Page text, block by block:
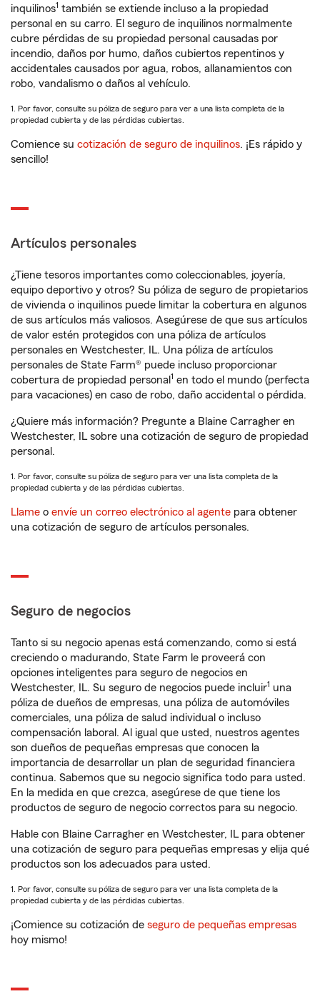
inquilinos1 también se extiende incluso a la propiedad
personal en su carro. El seguro de inquilinos normalmente
cubre pérdidas de su propiedad personal causadas por
incendio, daños por humo, daños cubiertos repentinos y
accidentales causados por agua, robos, allanamientos con
robo, vandalismo o daños al vehículo.
1. Por favor, consulte su póliza de seguro para ver a una lista completa de la
propiedad cubierta y de las pérdidas cubiertas.
Comience su cotización de seguro de inquilinos. ¡Es rápido y
sencillo!
Artículos personales
¿Tiene tesoros importantes como coleccionables, joyería,
equipo deportivo y otros? Su póliza de seguro de propietarios
de vivienda o inquilinos puede limitar la cobertura en algunos
de sus artículos más valiosos. Asegúrese de que sus artículos
de valor estén protegidos con una póliza de artículos
personales en Westchester, IL. Una póliza de artículos
personales de State Farm® puede incluso proporcionar
cobertura de propiedad personal 1 en todo el mundo (perfecta
para vacaciones) en caso de robo, daño accidental o pérdida.
¿Quiere más información? Pregunte a Blaine Carragher en
Westchester, IL sobre una cotización de seguro de propiedad
personal.
1. Por favor, consulte su póliza de seguro para ver una lista completa de la
propiedad cubierta y de las pérdidas cubiertas.
Llame o envíe un correo electrónico al agente para obtener
una cotización de seguro de artículos personales.
Seguro de negocios
Tanto si su negocio apenas está comenzando, como si está
creciendo o madurando, State Farm le proveerá con
opciones inteligentes para seguro de negocios en
Westchester, IL. Su seguro de negocios puede incluir1 una
póliza de dueños de empresas, una póliza de automóviles
comerciales, una póliza de salud individual o incluso
compensación laboral. Al igual que usted, nuestros agentes
son dueños de pequeñas empresas que conocen la
importancia de desarrollar un plan de seguridad financiera
continua. Sabemos que su negocio significa todo para usted.
En la medida en que crezca, asegúrese de que tiene los
productos de seguro de negocio correctos para su negocio.
Hable con Blaine Carragher en Westchester, IL para obtener
una cotización de seguro para pequeñas empresas y elija qué
productos son los adecuados para usted.
1. Por favor, consulte su póliza de seguro para ver una lista completa de la
propiedad cubierta y de las pérdidas cubiertas.
¡Comience su cotización de seguro de pequeñas empresas
hoy mismo!